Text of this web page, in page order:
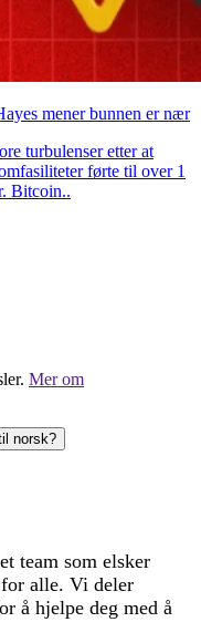
mener bunnen er nær
turbulenser etter at
førte til over 1
Bitcoin..
Mer om
norsk?
team som elsker
alle. Vi deler
å hjelpe deg med å